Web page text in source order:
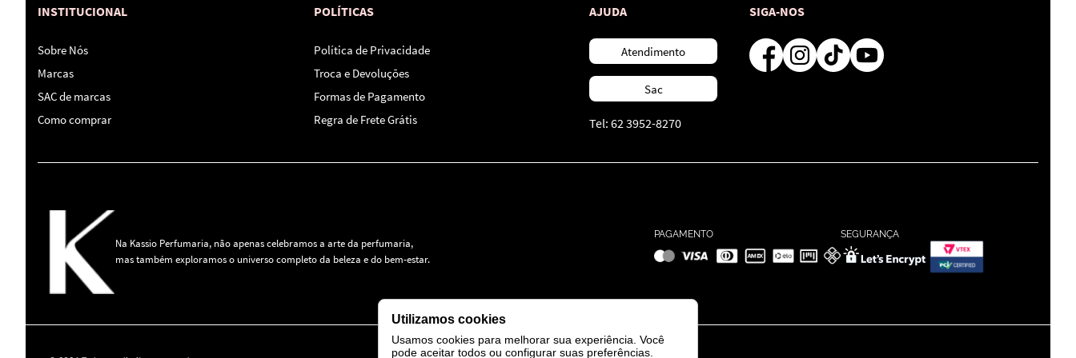
INSTITUCIONAL
Sobre Nós
Marcas
SAC de marcas
Como comprar
POLÍTICAS
Política de Privacidade
Troca e Devoluções
Formas de Pagamento
Regra de Frete Grátis
AJUDA
Atendimento
Sac
Tel: 62 3952-8270
SIGA-NOS
Na Kassio Perfumaria, não apenas celebramos a arte da perfumaria,
mas também exploramos o universo completo da beleza e do bem-estar.
PAGAMENTO SEGURANÇA
Utilizamos cookies
Usamos cookies para melhorar sua experiência. Você
pode aceitar todos ou configurar suas preferências.